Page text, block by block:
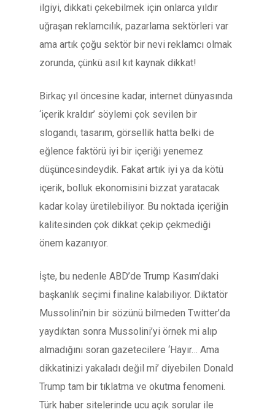
ilgiyi, dikkati çekebilmek için onlarca yıldır
uğraşan reklamcılık, pazarlama sektörleri var
ama artık çoğu sektör bir nevi reklamcı olmak
zorunda, çünkü asıl kıt kaynak dikkat!
Birkaç yıl öncesine kadar, internet dünyasında
‘içerik kraldır’ söylemi çok sevilen bir
slogandı, tasarım, görsellik hatta belki de
eğlence faktörü iyi bir içeriği yenemez
düşüncesindeydik. Fakat artık iyi ya da kötü
içerik, bolluk ekonomisini bizzat yaratacak
kadar kolay üretilebiliyor. Bu noktada içeriğin
kalitesinden çok dikkat çekip çekmediği
önem kazanıyor.
İşte, bu nedenle ABD’de Trump Kasım’daki
başkanlık seçimi finaline kalabiliyor. Diktatör
Mussolini’nin bir sözünü bilmeden Twitter’da
yaydıktan sonra Mussolini’yi örnek mi alıp
almadığını soran gazetecilere ‘Hayır… Ama
dikkatinizi yakaladı değil mi’ diyebilen Donald
Trump tam bir tıklatma ve okutma fenomeni.
Türk haber sitelerinde ucu açık sorular ile